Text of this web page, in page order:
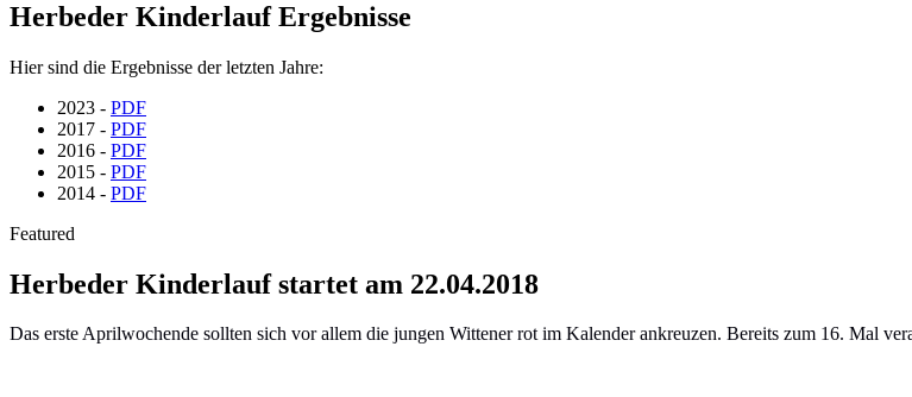
Herbeder Kinderlauf Ergebnisse
Hier sind die Ergebnisse der letzten Jahre:
2023 - PDF
2017 - PDF
2016 - PDF
2015 - PDF
2014 - PDF
Featured
Herbeder Kinderlauf startet am 22.04.2018
Das erste Aprilwochende sollten sich vor allem die jungen Wittener rot im Kalender ankreuzen. Bereits zum 16. Mal